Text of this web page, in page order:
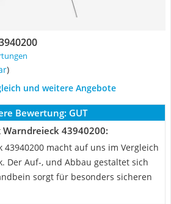
)
und weitere Angebote
Bewertung: GUT
43940200:
43940200 macht auf uns im Vergleich
Der Auf-, und Abbau gestaltet sich
sorgt für besonders sicheren